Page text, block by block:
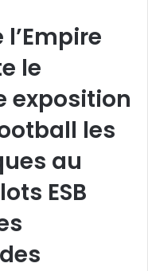
le
exposition
les
au
ESB